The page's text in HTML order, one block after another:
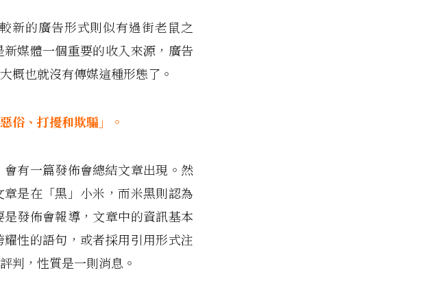
新的廣告形式則似有過街老鼠之
媒體一個重要的收入來源，廣告
概也就沒有傳媒這種形態了。
俗、打擾和欺騙」。
有一篇發佈會總結文章出現。然
是在「黑」小米，而米黑則認為
發佈會報導，文章中的資訊基本
性的語句，或者採用引用形式注
判，性質是一則消息。